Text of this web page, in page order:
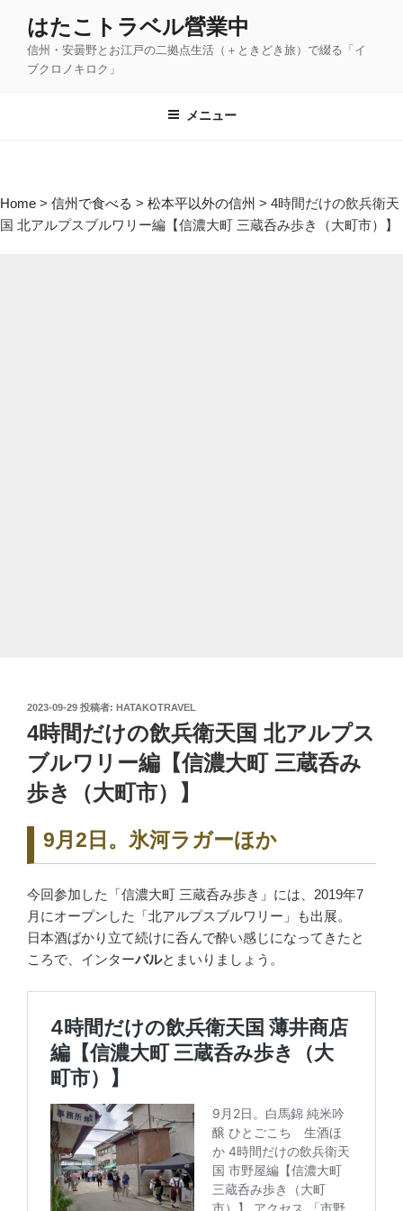
プ
はたこトラベル營業中
信州・安曇野とお江戸の二拠点生活（＋ときどき旅）で綴る「イ
ブクロノキロク」
メニュー
Home > 信州で食べる > 松本平以外の信州 > 4時間だけの飲兵衛天
国 北アルプスブルワリー編【信濃大町 三蔵呑み歩き（大町市）】
投
日:
2023-09-29 投稿者: HATAKOTRAVEL
4時間だけの飲兵衛天国 北アルプス
ブルワリー編【信濃大町 三蔵呑み
歩き（大町市）】
9月2日。氷河ラガーほか
今回参加した「信濃大町 三蔵呑み歩き」には、2019年7
月にオープンした「北アルプスブルワリー」も出展。
日本酒ばかり立て続けに呑んで酔い感じになってきたと
ころで、インターバルとまいりましょう。